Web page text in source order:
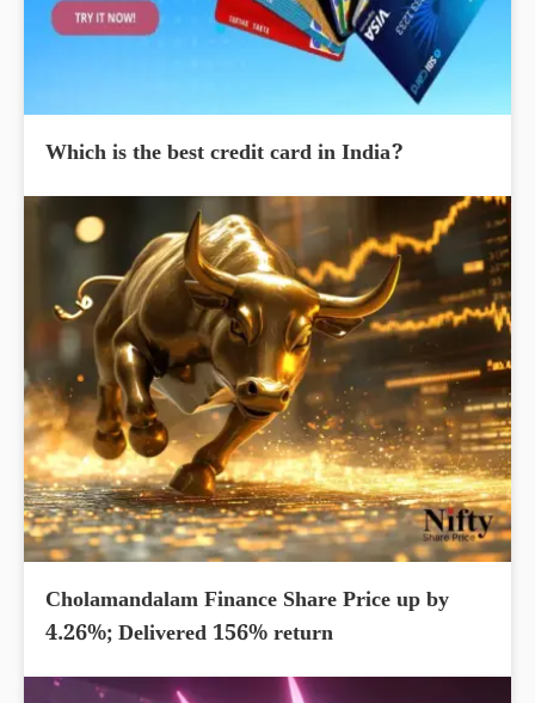
Which is the best credit card in India?
Cholamandalam Finance Share Price up by
4.26%; Delivered 156% return